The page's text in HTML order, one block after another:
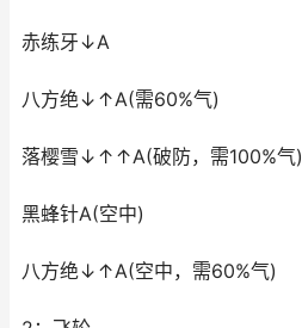
赤练牙↓A
八方绝↓↑A(需60%气)
落樱雪↓↑↑A(破防，需100%气)
黑蜂针A(空中)
八方绝↓↑A(空中，需60%气)